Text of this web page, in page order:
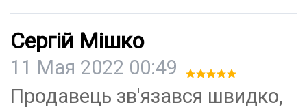
Сергій Мішко
11 Мая 2022 00:49
Продавець зв'язався швидко,